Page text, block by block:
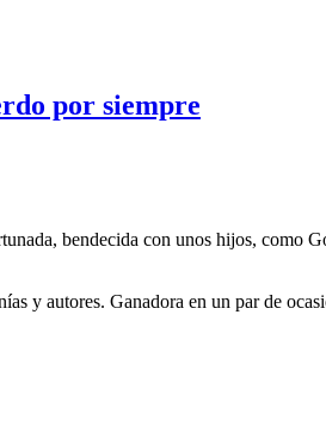
por siempre
bendecida con unos hijos, como
y autores. Ganadora en un par de